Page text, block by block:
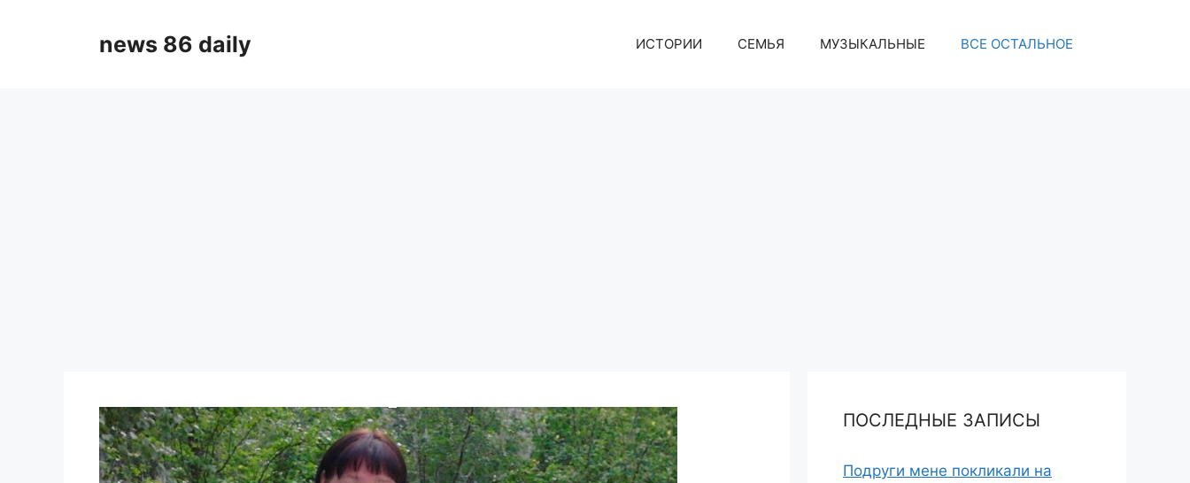
news 86 daily ИСТОРИИ СЕМЬЯ МУЗЫКАЛЬНЫЕ ВСЕ ОСТАЛЬНОЕ
ПОСЛЕДНЫЕ ЗАПИСЫ
Подруги мене покликали на